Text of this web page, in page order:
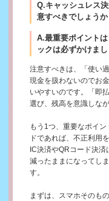
Q.キャッシュレス
意すべきでしょうか
A.最重要ポイント
ックは必ずかけまし
注意すべきは、「使い
現金を扱わないのでお
いやすいのです。「即
選び、残高を意識しな
もう1つ、重要なポイ
ドであれば、不正利用
IC決済やQRコード決
減ったままになってし
す。
まずは、スマホそのも